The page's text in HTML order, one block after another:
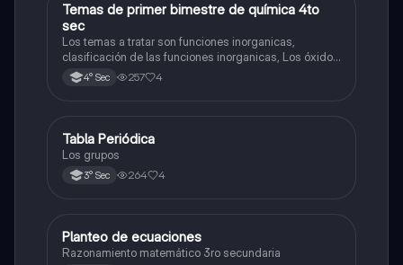
Química
Temas de primer bimestre de química 4to
sec
Los temas a tratar son funciones inorganicas,
clasificación de las funciones inorganicas, Los óxidos
y los óxidos ácidos
4° Sec 257 4
Química
Tabla Periódica
Los grupos
3° Sec 264 4
Matemáticas
Planteo de ecuaciones
Razonamiento matemático 3ro secundaria